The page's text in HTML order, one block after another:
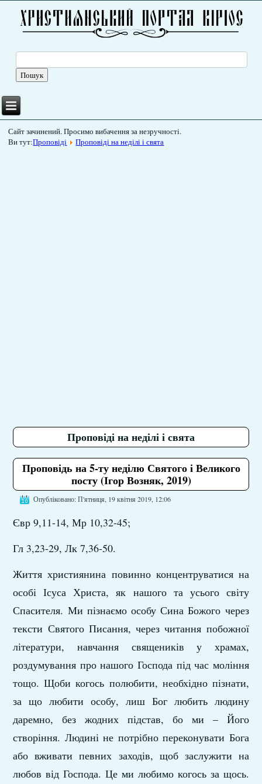
Сайт зачинений. Просимо вибачення за незручності.
Ви тут:Проповіді Проповіді на неділі і свята
Проповіді на неділі і свята
Проповідь на 5-ту неділю Святого і Великого
посту (Ігор Возняк, 2019)
Опубліковано: П'ятниця, 19 квітня 2019, 12:06
Євр 9,11-14, Мр 10,32-45;
Гл 3,23-29, Лк 7,36-50.
Життя християнина повинно концентруватися на
особі Ісуса Христа, як нашого та усього світу
Спасителя. Ми пізнаємо особу Сина Божого через
тексти Святого Писання, через читання побожної
літератури, навчання священиків у храмах,
роздумування про нашого Господа під час моління
тощо. Щоби когось полюбити, необхідно пізнати,
за що любити особу, лиш Бог любить людину
даремно, без жодних підстав, бо ми – Його
створіння. Людині не потрібно переконувати Бога
або вживати певних заходів, щоб заслужити на
любов від Господа. Це ми любимо когось за щось.